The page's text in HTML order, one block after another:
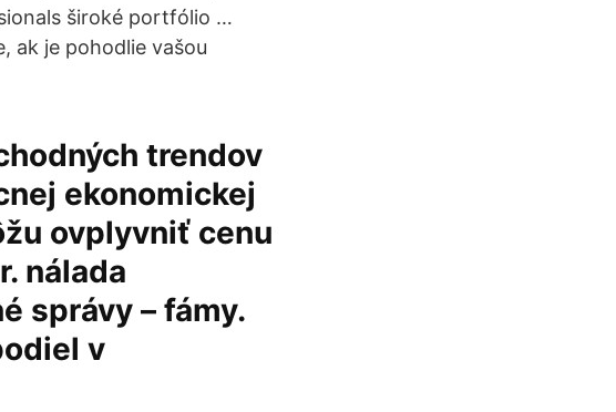
široké portfólio …
ak je pohodlie vašou
trendov
ekonomickej
ovplyvniť cenu
nálada
správy – fámy.
v